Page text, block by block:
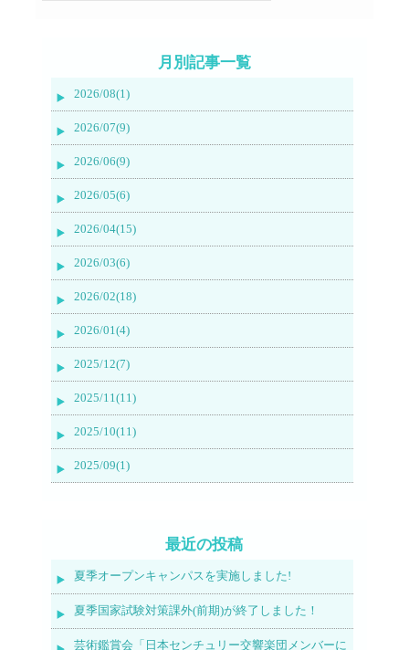
月別記事一覧
2026/08(1)
2026/07(9)
2026/06(9)
2026/05(6)
2026/04(15)
2026/03(6)
2026/02(18)
2026/01(4)
2025/12(7)
2025/11(11)
2025/10(11)
2025/09(1)
最近の投稿
夏季オープンキャンパスを実施しました!
夏季国家試験対策課外(前期)が終了しました！
芸術鑑賞会「日本センチュリー交響楽団メンバーに